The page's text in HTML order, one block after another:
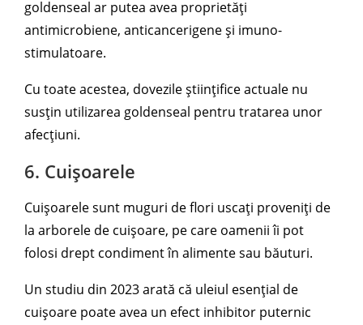
goldenseal ar putea avea proprietăți
antimicrobiene, anticancerigene și imuno-
stimulatoare.
Cu toate acestea, dovezile științifice actuale nu
susțin utilizarea goldenseal pentru tratarea unor
afecțiuni.
6. Cuișoarele
Cuișoarele sunt muguri de flori uscați proveniți de
la arborele de cuișoare, pe care oamenii îi pot
folosi drept condiment în alimente sau băuturi.
Un studiu din 2023 arată că uleiul esențial de
cuișoare poate avea un efect inhibitor puternic